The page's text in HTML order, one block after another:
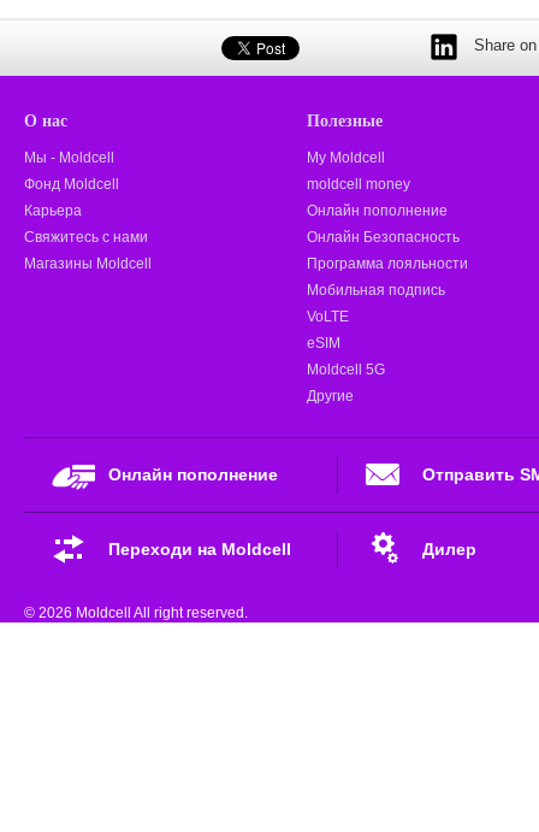
Share
О нас
Мы - Moldcell
Фонд Moldcell
Карьера
Свяжитесь с нами
Магазины Moldcell
Полезные
My Moldcell
moldcell money
Онлайн пополнение
Онлайн Безопасность
Программа лояльности
Мобильная подпись
VoLTE
eSIM
Moldcell 5G
Другие
Онлайн пополнение Отправить
Переходи на Moldcell Дилер
© 2026 Moldcell All right reserved.